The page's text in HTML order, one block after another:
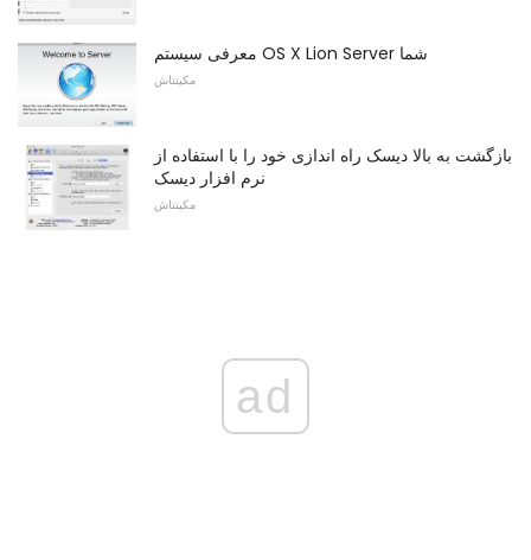
معرفی سیستم OS X Lion Server شما
مکینتاش
بازگشت به بالا دیسک راه اندازی خود را با استفاده از
نرم افزار دیسک
مکینتاش
ad